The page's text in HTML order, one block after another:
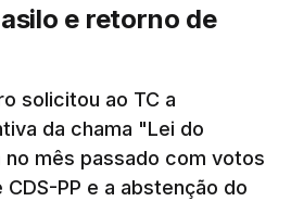
e garantir que os apoios
necessita, estaremos a dar
certa", argumenta o
"ninguém é
e retorno de
solicitou ao TC a
da chama "Lei do
no mês passado com votos
CDS-PP e a abstenção do